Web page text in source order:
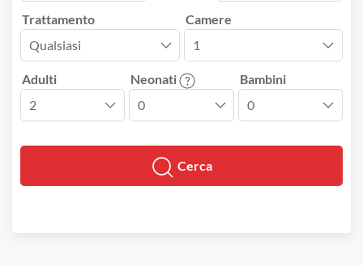
Trattamento Camere
Adulti Neonati Bambini
Cerca